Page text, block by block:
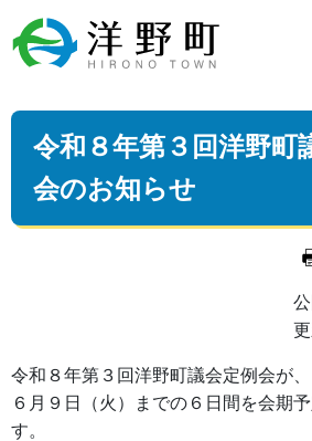
令和８年第３回洋野町
会のお知らせ
令和８年第３回洋野町議会定例会が
６月９日（火）までの６日間を会期
す。